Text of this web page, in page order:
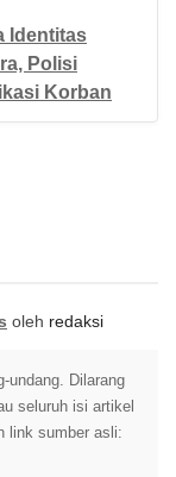
Identitas
Polisi
Korban
oleh redaksi
undang. Dilarang
seluruh isi artikel
link sumber asli: